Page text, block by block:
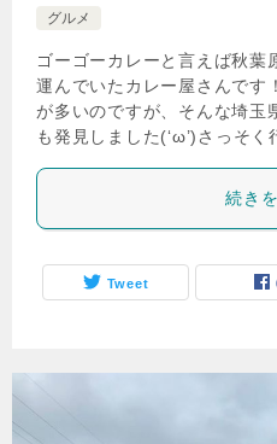
グルメ
ゴーゴーカレーと言えば秋葉
運んでいたカレー屋さんです
が多いのですが、そんな埼玉
も発見しました(‘ω’)さっそ
続き
Tweet